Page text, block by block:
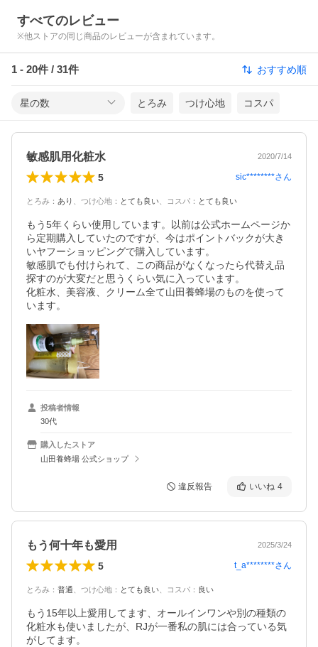
すべてのレビュー
※他ストアの同じ商品のレビューが含まれています。
1 - 20件 / 31件 おすすめ順
星の数 とろみ つけ心地 コスパ
敏感肌用化粧水 2020/7/14
5 sic********さん
とろみ ： あり つけ心地 ： とても良い コスパ ： とても良い
もう5年くらい使用しています。以前は公式ホームページか
ら定期購入していたのですが、今はポイントバックが大き
いヤフーショッピングで購入しています。
敏感肌でも付けられて、この商品がなくなったら代替え品
探すのが大変だと思うくらい気に入っています。
化粧水、美容液、クリーム全て山田養蜂場のものを使って
います。
投稿者情報
30代
購入したストア
山田養蜂場 公式ショップ
違反報告 いいね 4
もう何十年も愛用 2025/3/24
5 t_a********さん
とろみ ： 普通 つけ心地 ： とても良い コスパ ： 良い
もう15年以上愛用してます、オールインワンや別の種類の
化粧水も使いましたが、RJが一番私の肌には合っている気
がしてます。